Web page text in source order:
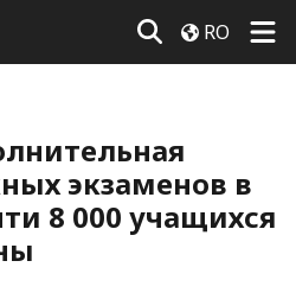
RO
экзаменов в
8 000 учащихся